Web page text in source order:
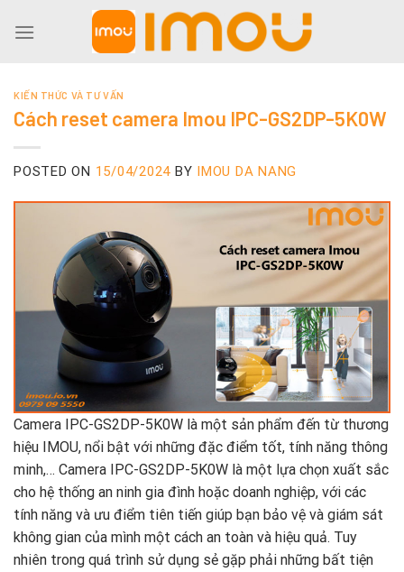
KIẾN THỨC VÀ TƯ VẤN
Cách reset camera Imou IPC-GS2DP-5K0W
POSTED ON 15/04/2024 BY IMOU DA NANG
Camera IPC-GS2DP-5K0W là một sản phẩm đến từ thương
hiệu IMOU, nổi bật với những đặc điểm tốt, tính năng thông
minh,… Camera IPC-GS2DP-5K0W là một lựa chọn xuất sắc
cho hệ thống an ninh gia đình hoặc doanh nghiệp, với các
tính năng và ưu điểm tiên tiến giúp bạn bảo vệ và giám sát
không gian của mình một cách an toàn và hiệu quả. Tuy
nhiên trong quá trình sử dụng sẻ gặp phải những bất tiện